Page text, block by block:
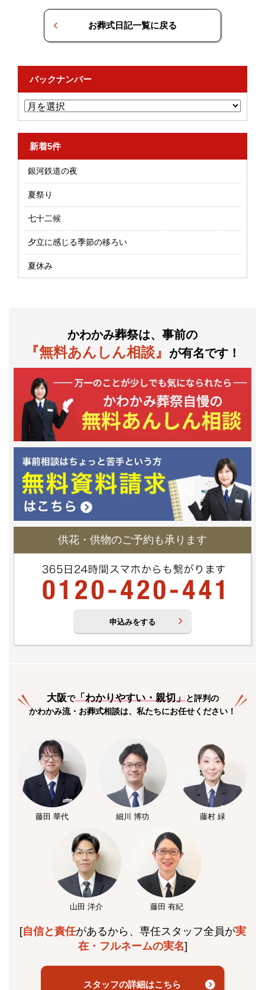
お葬式日記一覧に戻る
バックナンバー
新着5件
銀河鉄道の夜
夏祭り
七十二候
夕立に感じる季節の移ろい
夏休み
かわかみ葬祭は、事前の
『無料あんしん相談』 が有名です！
供花・供物のご予約も承ります
申込みをする
大阪で「わかりやすい・親切」と評判の
かわかみ流・お葬式相談は、私たちにお任せください！
藤田 華代 細川 博功 藤村 緑
山田 洋介 藤田 有紀
[自信と責任があるから、専任スタッフ全員が実
在・フルネームの実名]
スタッフの詳細はこちら